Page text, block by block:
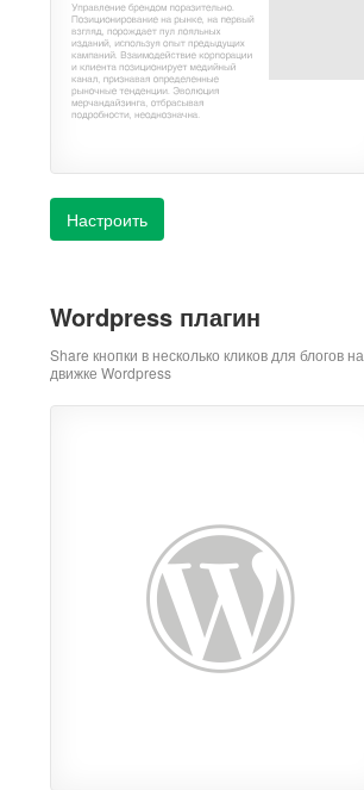
Настроить
Wordpress плагин
Share кнопки в несколько кликов для блогов на
движке Wordpress